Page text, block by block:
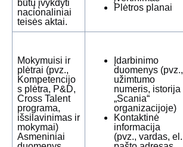
būtų įvykdyti
nacionaliniai
teisės aktai.
Plėtros planai
Mokymuisi ir
plėtrai (pvz.,
Kompetencijo
s plėtra, P&D,
Cross Talent
programa,
išsilavinimas ir
mokymai)
Asmeniniai
Įdarbinimo
duomenys (pvz.,
užimtumo
numeris, istorija
„Scania“
organizacijoje)
Kontaktinė
informacija
(pvz., vardas, el.